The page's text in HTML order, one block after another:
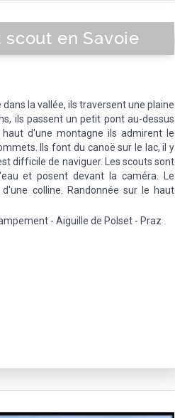
scout en Savoie
la vallée, ils traversent une plaine
ils passent un petit pont au-dessus
d'une montagne ils admirent le
Ils font du canoë sur le lac, il y
difficile de naviguer. Les scouts sont
et posent devant la caméra. Le
colline. Randonnée sur le haut
- Aiguille de Polset - Praz